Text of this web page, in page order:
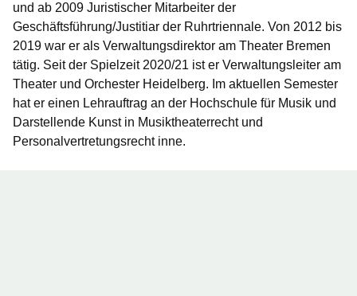
und ab 2009 Juristischer Mitarbeiter der
Geschäftsführung/Justitiar der Ruhrtriennale. Von 2012 bis
2019 war er als Verwaltungsdirektor am Theater Bremen
tätig. Seit der Spielzeit 2020/21 ist er Verwaltungsleiter am
Theater und Orchester Heidelberg. Im aktuellen Semester
hat er einen Lehrauftrag an der Hochschule für Musik und
Darstellende Kunst in Musiktheaterrecht und
Personalvertretungsrecht inne.